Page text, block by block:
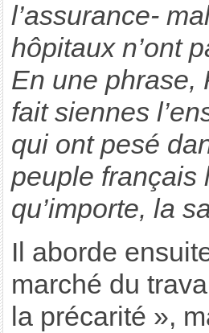
l’assurance-
hôpitaux n’ont
En une phrase,
fait siennes
qui ont pesé
peuple français
qu’importe, la
Il aborde
marché du
la précarité »,